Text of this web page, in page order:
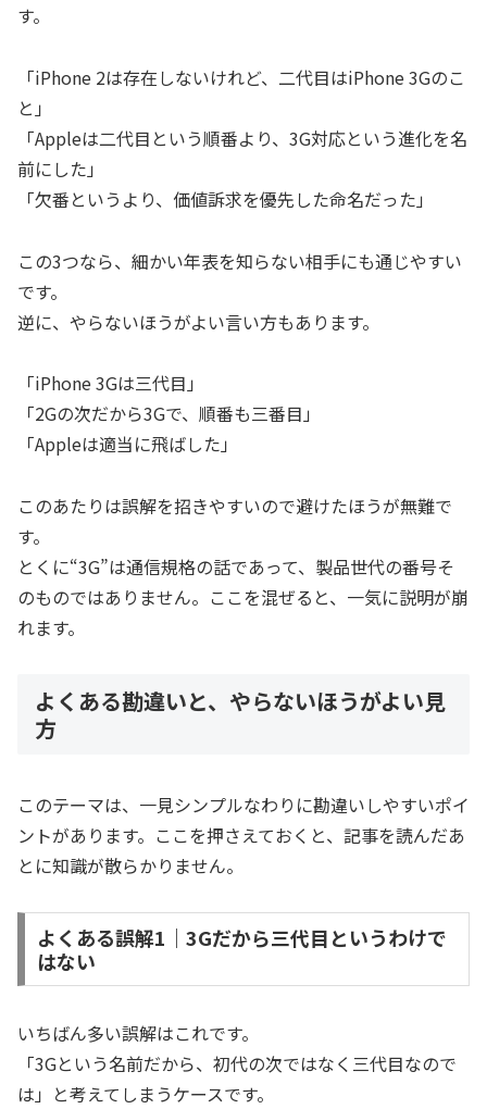
す。
「iPhone 2は存在しないけれど、二代目はiPhone 3Gのこ
と」
「Appleは二代目という順番より、3G対応という進化を名
前にした」
「欠番というより、価値訴求を優先した命名だった」
この3つなら、細かい年表を知らない相手にも通じやすい
です。
逆に、やらないほうがよい言い方もあります。
「iPhone 3Gは三代目」
「2Gの次だから3Gで、順番も三番目」
「Appleは適当に飛ばした」
このあたりは誤解を招きやすいので避けたほうが無難で
す。
とくに“3G”は通信規格の話であって、製品世代の番号そ
のものではありません。ここを混ぜると、一気に説明が崩
れます。
よくある勘違いと、やらないほうがよい見
方
このテーマは、一見シンプルなわりに勘違いしやすいポイ
ントがあります。ここを押さえておくと、記事を読んだあ
とに知識が散らかりません。
よくある誤解1｜3Gだから三代目というわけで
はない
いちばん多い誤解はこれです。
「3Gという名前だから、初代の次ではなく三代目なので
は」と考えてしまうケースです。